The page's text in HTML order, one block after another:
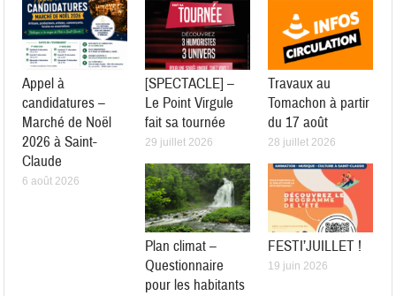
Appel à
candidatures –
Marché de Noël
2026 à Saint-
Claude
6 août 2026
[SPECTACLE] –
Le Point Virgule
fait sa tournée
29 juillet 2026
Travaux au
Tomachon à partir
du 17 août
28 juillet 2026
Plan climat –
Questionnaire
pour les habitants
FESTI’JUILLET !
19 juin 2026